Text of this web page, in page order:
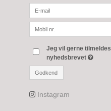
Jeg vil gerne tilmeldes
nyhedsbrevet
Godkend
Instagram